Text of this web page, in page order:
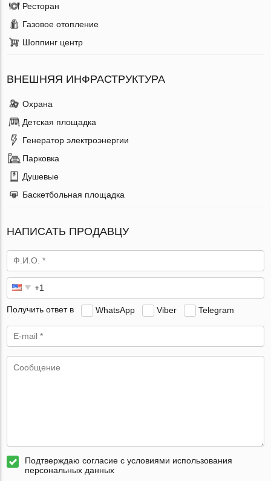
Ресторан
Газовое отопление
Шоппинг центр
ВНЕШНЯЯ ИНФРАСТРУКТУРА
Охрана
Детская площадка
Генератор электроэнергии
Парковка
Душевые
Баскетбольная площадка
НАПИСАТЬ ПРОДАВЦУ
Получить ответ в WhatsApp Viber Telegram
Подтверждаю согласие с условиями использования
персональных данных